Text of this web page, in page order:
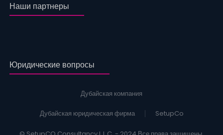
Наши партнеры
Юридические вопросы
Дубайская компания
Дубайская юридическая фирма SetupCo